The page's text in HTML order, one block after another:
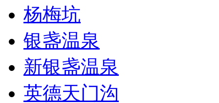
杨梅坑
银盏温泉
新银盏温泉
英德天门沟